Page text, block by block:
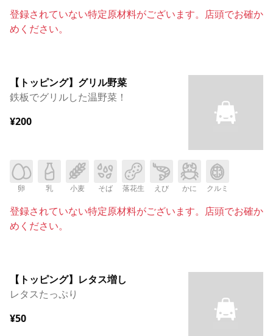
登録されていない特定原材料がございます。店頭でお確か
めください。
【トッピング】グリル野菜
鉄板でグリルした温野菜！
¥200
卵 乳 小麦 そば 落花生 えび かに クルミ
登録されていない特定原材料がございます。店頭でお確か
めください。
【トッピング】レタス増し
レタスたっぷり
¥50